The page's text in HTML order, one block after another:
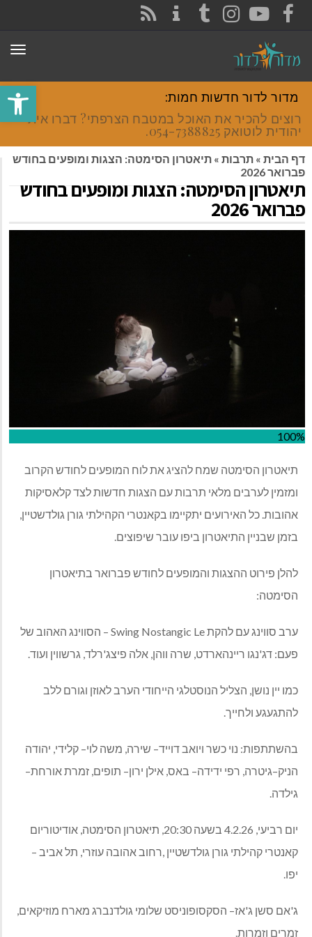
פתח
FACEBOOK
YOUTUBE
INSTAGRAM
TUMBLR
מדור לדור חדשות חמות:
רוצים להכיר את האוכל במטבח הצרפתי? דברו איתי
יהודית לוטואק 054-7388825.
דף הבית » תרבות » תיאטרון הסימטה: הצגות ומופעים בחודש
פברואר 2026
תיאטרון הסימטה: הצגות ומופעים בחודש
פברואר 2026
100%
תיאטרון הסימטה שמח להציג את לוח המופעים לחודש הקרוב
ומזמין לערבים מלאי תרבות עם הצגות חדשות לצד קלאסיקות
אהובות. כל האירועים יתקיימו בקאנטרי הקהילתי גורן גולדשטיין,
בזמן שבניין התיאטרון ביפו עובר שיפוצים.
להלן פירוט ההצגות והמופעים לחודש פברואר בתיאטרון
הסימטה:
ערב סווינגעם להקת
הסווינג האהוב של
פעם: דג'נגו ריינהארדט, שרה ווהן, אלה פיצג'רלד, גרשווין ועוד.
כמו יין נושן, הצליל הנוסטלגי הייחודי הערב לאוזן וגורם ללב
להתגעגע ולחייך.
בהשתתפות: נוי כשר ויואב דוייד– שירה, משה לוי– קלידי, יהודה
הניק–גיטרה, רפי ידידה– באס, אילן ירון– תופים, זמרת אורחת–
גילדה.
יום רביעי, 4.2.26 בשעה תיאטרון הסימטה, אודיטוריום
קאנטרי קהילתי גורן גולדשטיין ,רחוב אהובה עוזרי, תל אביב –
יפו.
ג'אם סשן ג'אז– הסקסופוניסט שלומי גולדנברג מארח מוזיקאים,
זמרים וזמרות.